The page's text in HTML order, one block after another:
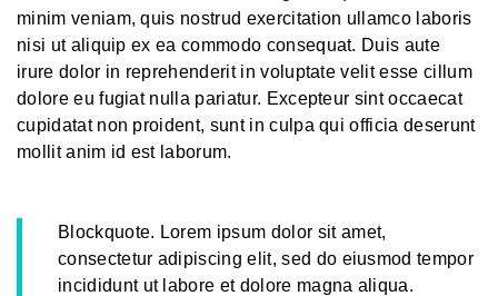
minim veniam, quis nostrud exercitation ullamco laboris
nisi ut aliquip ex ea commodo consequat. Duis aute
irure dolor in reprehenderit in voluptate velit esse cillum
dolore eu fugiat nulla pariatur. Excepteur sint occaecat
cupidatat non proident, sunt in culpa qui officia deserunt
mollit anim id est laborum.
Blockquote. Lorem ipsum dolor sit amet,
consectetur adipiscing elit, sed do eiusmod tempor
incididunt ut labore et dolore magna aliqua.